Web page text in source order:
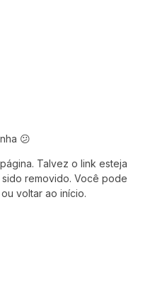
😕
Talvez o link esteja
removido. Você pode
voltar ao início.